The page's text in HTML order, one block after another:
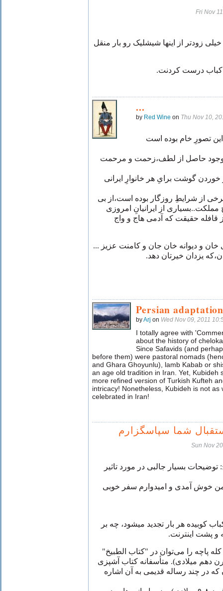
Fri Nov
زودتر از اینها شیشلیک رو بار منقل
کباب درست کردنت.
...
by Red Wine on Thu Nov 10,
این تصورِ خام بوده است
حاصل از لطف،زحمت و مرحمت
گوشت برایِ هر خانوارِ ایرانی
از شرایطِ روزگار بوده است،از بی‌
مملکت..بسیاری از ایرانیانِ امروزی
قافله حقیقت که آدمی‌ هاج و واج
خان و دیوانه خان جان و کامنت عزیز ...
یزدان خیرتان دهد.
Persian
byArj on Wed Nov 09, 2011
I totally agree with
about the history of
Since Safavids (and
before them) were pastoral nomads
and Ghara Ghoyunlu), lamb Kabab or
an age old tradition in Iran. Yet, Kubideh
more refined version of Turkish Kufteh
intricacy! Nonetheless, Kubideh is not
celebrated in Iran!
شما سپاسگزارم
Sun Nov
بسیار جالبی‌ در مورد تاثیر
خوش آمدی و امیدوارم سفر خوبی‌
کوبیده هر بار تجدید میشود، چه بر
و پشت اینترنت.
کله پاچه را می‌توان در "کتاب الطبیخ"
دهم میلادی). متأسفانه کتاب آشپزی
در چند رساله قدیمی‌ به آن اشاره